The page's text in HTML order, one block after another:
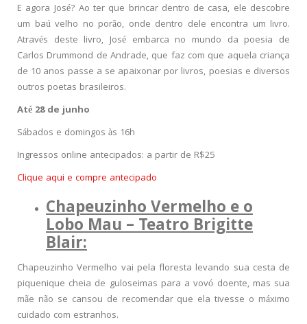
E agora José? Ao ter que brincar dentro de casa, ele descobre
um baú velho no porão, onde dentro dele encontra um livro.
Através deste livro, José embarca no mundo da poesia de
Carlos Drummond de Andrade, que faz com que aquela criança
de 10 anos passe a se apaixonar por livros, poesias e diversos
outros poetas brasileiros.
Até 28 de junho
Sábados e domingos às 16h
Ingressos online antecipados: a partir de R$25
Clique aqui e compre antecipado
Chapeuzinho Vermelho e o
Lobo Mau – Teatro Brigitte
Blair:
Chapeuzinho Vermelho vai pela floresta levando sua cesta de
piquenique cheia de guloseimas para a vovó doente, mas sua
mãe não se cansou de recomendar que ela tivesse o máximo
cuidado com estranhos.